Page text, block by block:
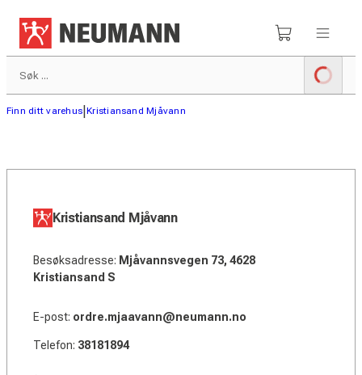
Finn ditt varehus |Kristiansand Mjåvann
Kristiansand Mjåvann
Besøksadresse: Mjåvannsvegen 73, 4628
Kristiansand S
E-post: ordre.mjaavann@neumann.no
Telefon: 38181894